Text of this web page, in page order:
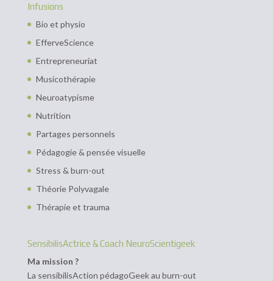
Infusions
Bio et physio
EfferveScience
Entrepreneuriat
Musicothérapie
Neuroatypisme
Nutrition
Partages personnels
Pédagogie & pensée visuelle
Stress & burn-out
Théorie Polyvagale
Thérapie et trauma
SensibilisActrice & Coach NeuroScientigeek
Ma mission ?
La sensibilisAction pédagoGeek au burn-out